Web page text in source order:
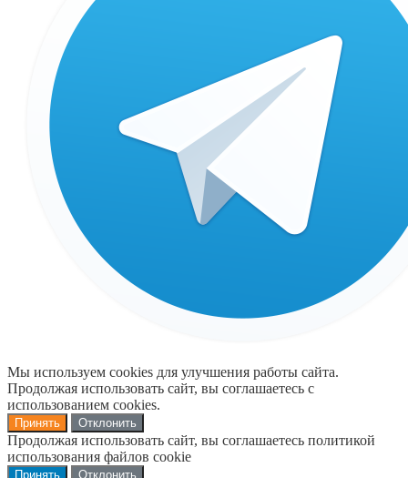
Мы используем cookies для улучшения работы сайта.
Продолжая использовать сайт, вы соглашаетесь с
использованием cookies.
Принять Отклонить
Продолжая использовать сайт, вы соглашаетесь политикой
использования файлов cookie
Принять Отклонить